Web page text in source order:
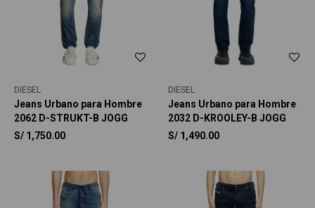
DIESEL
Jeans Urbano para Hombre
2062 D-STRUKT-B JOGG
S/ 1,750.00
DIESEL
Jeans Urbano para Hombre
2032 D-KROOLEY-B JOGG
S/ 1,490.00